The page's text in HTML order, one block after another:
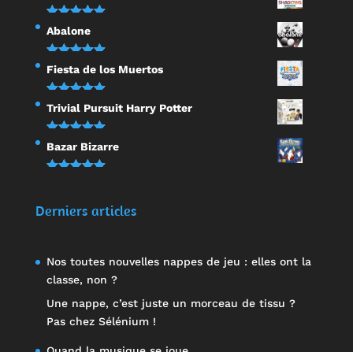
sur 5
Note5.00
sur 5
Abalone
Note5.00
sur 5
Fiesta de los Muertos
Note5.00
sur 5
Trivial Pursuit Harry Potter
Note5.00
sur 5
Bazar Bizarre
Derniers articles
Nos toutes nouvelles nappes de jeu : elles ont la
classe, non ?
Une nappe, c’est juste un morceau de tissu ?
Pas chez Sélénium !